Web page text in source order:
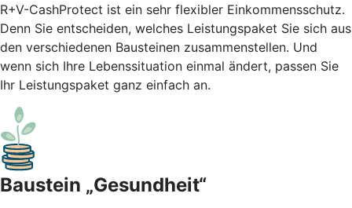
R+V-CashProtect ist ein sehr flexibler Einkommensschutz.
Denn Sie entscheiden, welches Leistungspaket Sie sich aus
den verschiedenen Bausteinen zusammenstellen. Und
wenn sich Ihre Lebenssituation einmal ändert, passen Sie
Ihr Leistungspaket ganz einfach an.
Baustein „Gesundheit“